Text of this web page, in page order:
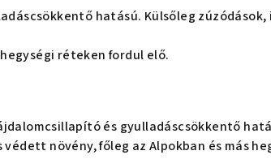
hatású. Külsőleg
réteken fordul elő.
és gyulladáscsökkentő
védett növény, főleg az Alpokban és más